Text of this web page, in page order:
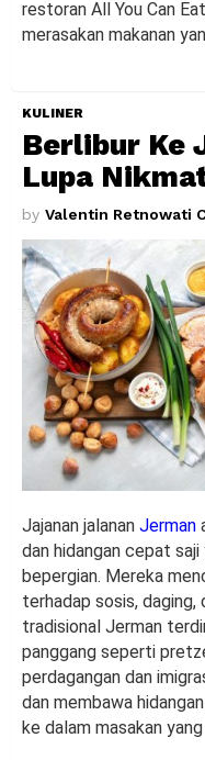
restoran All You Can
merasakan makanan
KULINER
Berlibur Ke
Lupa
by Valentin Retnowati
Jajanan jalanan Jerman
dan hidangan cepat
bepergian. Mereka
terhadap sosis, daging,
tradisional Jerman
panggang seperti
perdagangan dan
dan membawa
ke dalam masakan